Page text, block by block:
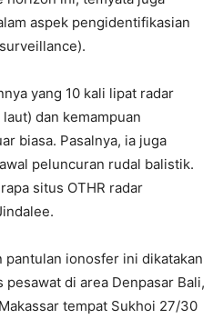
aspek pengidentifikasian
yang 10 kali lipat radar
dan kemampuan
biasa. Pasalnya, ia juga
peluncuran rudal balistik.
situs OTHR radar
pantulan ionosfer ini dikatakan
di area Denpasar Bali,
tempat Sukhoi 27/30